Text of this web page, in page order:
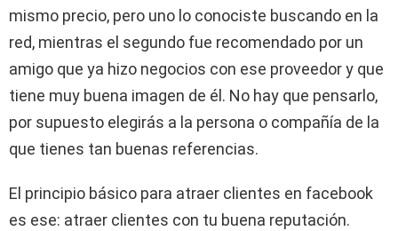
mismo precio, pero uno lo conociste buscando en la
red, mientras el segundo fue recomendado por un
amigo que ya hizo negocios con ese proveedor y que
tiene muy buena imagen de él. No hay que pensarlo,
por supuesto elegirás a la persona o compañía de la
que tienes tan buenas referencias.
El principio básico para atraer clientes en facebook
es ese: atraer clientes con tu buena reputación.